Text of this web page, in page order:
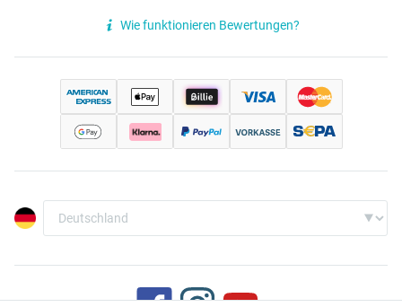
Wie funktionieren Bewertungen?